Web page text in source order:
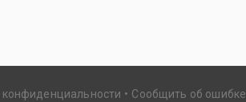
конфиденциальности Сообщить об ошибке